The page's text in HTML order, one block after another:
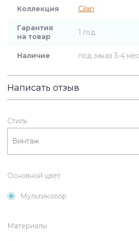
Коллекция Cilan
Гарантия
на товар
1 год
Наличие под заказ 3-4
Написать отзыв
Мультиколор